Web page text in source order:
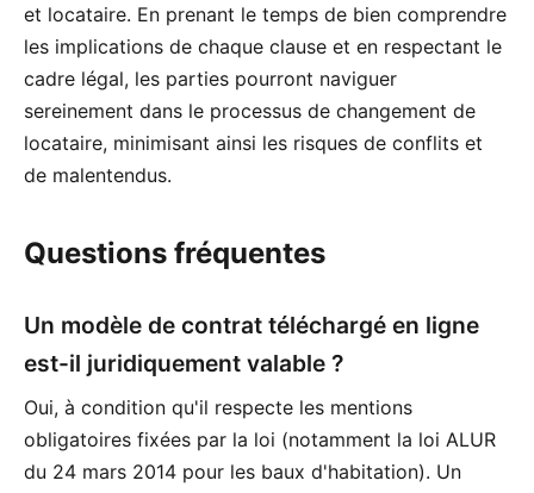
et locataire. En prenant le temps de bien comprendre
les implications de chaque clause et en respectant le
cadre légal, les parties pourront naviguer
sereinement dans le processus de changement de
locataire, minimisant ainsi les risques de conflits et
de malentendus.
Questions fréquentes
Un modèle de contrat téléchargé en ligne
est-il juridiquement valable ?
Oui, à condition qu'il respecte les mentions
obligatoires fixées par la loi (notamment la loi ALUR
du 24 mars 2014 pour les baux d'habitation). Un